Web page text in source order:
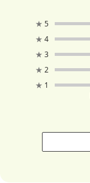
★ 5
★ 4
★ 3
★ 2
★ 1